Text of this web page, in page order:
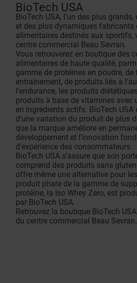
BioTech USA
BioTech USA, l'un des plus
et des plus dynamiques fabricants
alimentaires destinés aux sportifs,
centre commercial Beau Sevran.
Vous retrouverez en boutique des
alimentaires de haute qualité,
gamme de protéines en poudre, de
entraînement, de produits liés à
l’endurance, les produits
produits à base de vitamines avec
en ingrédients actifs. BioTech USA
d’une variation du produit de plus
que la marque améliore en
développement et l'innovation
d’expérience des consommateurs.
BioTech USA s'assure que son
comprend des produits sans
offre même une alternative pour
produit phare de la gamme de
protéine, la Iso Whey Zero, est
par BioTech USA.
Retrouvez la boutique BioTech
du centre commercial Beau Sevran.